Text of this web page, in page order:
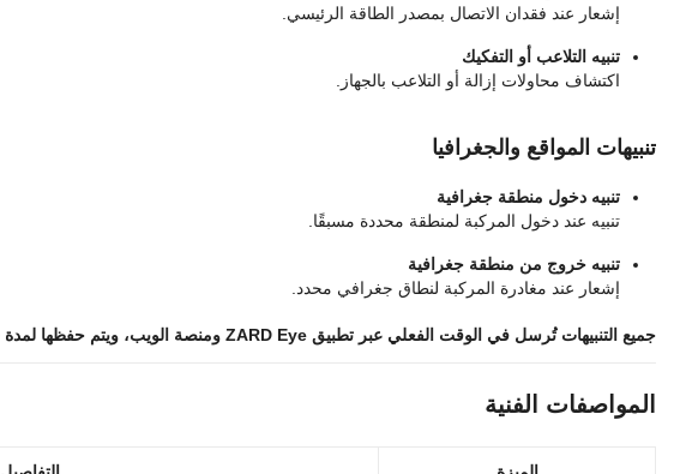
إشعار عند فقدان الاتصال بمصدر الطاقة الرئيسي.
تنبيه التلاعب أو التفكيك
اكتشاف محاولات إزالة أو التلاعب بالجهاز.
تنبيهات المواقع والجغرافيا
تنبيه دخول منطقة جغرافية
تنبيه عند دخول المركبة لمنطقة محددة مسبقًا.
تنبيه خروج من منطقة جغرافية
إشعار عند مغادرة المركبة لنطاق جغرافي محدد.
جميع التنبيهات تُرسل في الوقت الفعلي عبر تطبيق ZARD Eye ومنصة الويب، ويتم حفظها لمدة 180 يومًا للاطلاع والتحليل في أي وقت.
المواصفات الفنية